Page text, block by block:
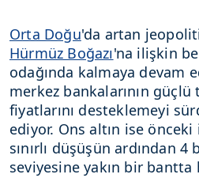
Orta Doğu'da artan
Hürmüz Boğazı'na ilişkin
odağında kalmaya devam
merkez bankalarının güçlü
fiyatlarını desteklemeyi
ediyor. Ons altın ise
sınırlı düşüşün ardından
seviyesine yakın bir